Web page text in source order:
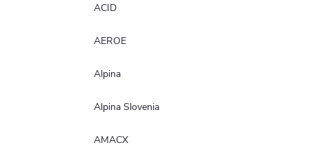
ACID
AEROE
Alpina
Alpina Slovenia
AMACX